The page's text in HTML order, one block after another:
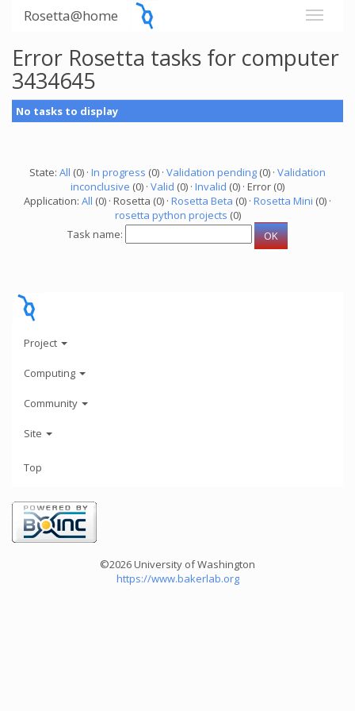
Rosetta@home
Error Rosetta tasks for computer
3434645
No tasks to display
State: All (0) · In progress (0) · Validation pending (0) · Validation
inconclusive (0) · Valid (0) · Invalid (0) · Error (0)
Application: All (0) · Rosetta (0) · Rosetta Beta (0) · Rosetta Mini (0) ·
rosetta python projects (0)
Task name:
Project
Computing
Community
Site
Top
©2026 University of Washington
https://www.bakerlab.org